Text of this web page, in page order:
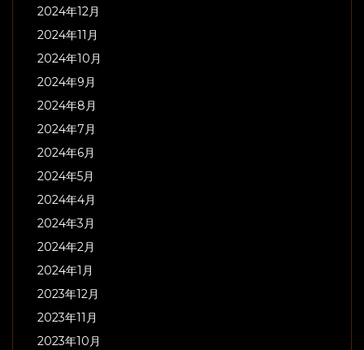
2024年12月
2024年11月
2024年10月
2024年9月
2024年8月
2024年7月
2024年6月
2024年5月
2024年4月
2024年3月
2024年2月
2024年1月
2023年12月
2023年11月
2023年10月